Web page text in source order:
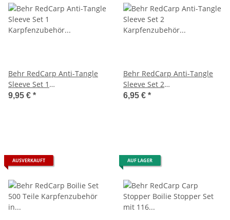
Behr RedCarp Anti-Tangle
Sleeve Set 1
Karpfenzubehör 70 Teile in
9,95 € *
Behr RedCarp Anti-Tangle
Sleeve Set 2
Karpfenzubehör 80 Teile in
6,95 € *
AUSVERKAUFT AUF LAGER